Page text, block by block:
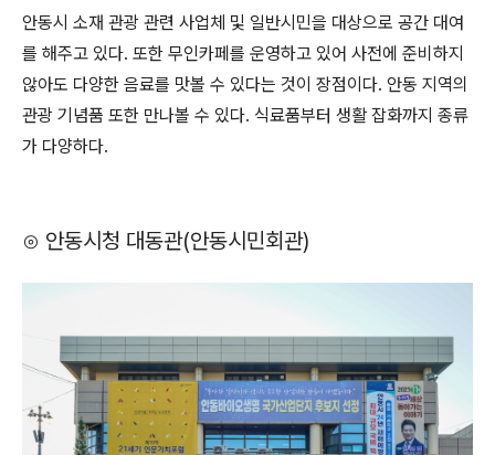
안동시 소재 관광 관련 사업체 및 일반시민을 대상으로 공간 대여
를 해주고 있다. 또한 무인카페를 운영하고 있어 사전에 준비하지
않아도 다양한 음료를 맛볼 수 있다는 것이 장점이다. 안동 지역의
관광 기념품 또한 만나볼 수 있다. 식료품부터 생활 잡화까지 종류
가 다양하다.
⊙ 안동시청 대동관(안동시민회관)